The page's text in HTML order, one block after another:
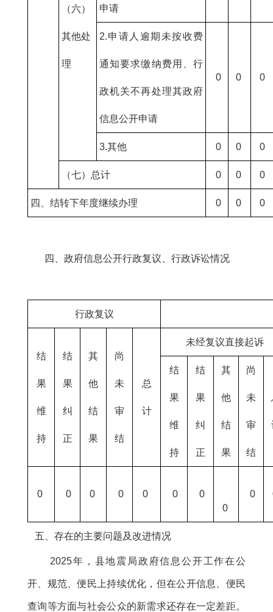
（六）
其他处
理
申请
2.申请人逾期未按收费
通知要求缴纳费用、行
政机关不再处理其政府
信息公开申请
0 0 0
3.其他 0 0 0
（七）总计 0 0 0
四、结转下年度继续办理 0 0 0
四、政府信息公开行政复议、行政诉讼情况
行政复议
结
果
维
持
结
果
纠
正
其
他
结
果
尚
未
审
结
总
计
未经复议直接起诉
结
果
维
持
结
果
纠
正
其
他
结
果
尚
未
审
结
0 0 0 0 0 0
0
0
0
五、存在的主要问题及改进情况
2025年，县地震局政府信息公开工作在公
开、规范、便民上持续优化，但在公开信息、便民
查询等方面与社会公众的新需求还存在一定差距。